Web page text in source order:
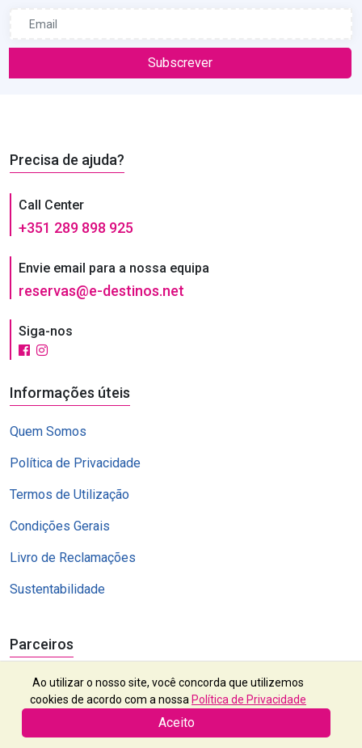
Subscrever
Precisa de ajuda?
Call Center
+351 289 898 925
Envie email para a nossa equipa
reservas@e-destinos.net
Siga-nos
Informações úteis
Quem Somos
Política de Privacidade
Termos de Utilização
Condições Gerais
Livro de Reclamações
Sustentabilidade
Parceiros
Ao utilizar o nosso site, você concorda que utilizemos
cookies de acordo com a nossa Política de Privacidade
Aceito